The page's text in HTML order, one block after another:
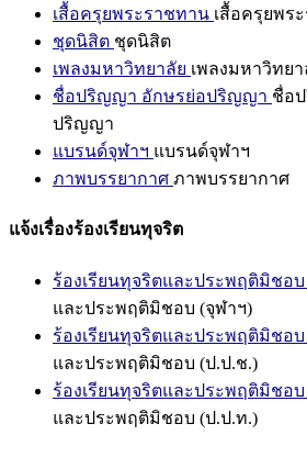
เสื้อครุยพระราชทาน เสื้อครุยพร
ชุดนิสิต ชุดนิสิต
เพลงมหาวิทยาลัย เพลงมหาวิทยา
ชื่อปริญญา อักษรย่อปริญญา ชื่อ
ปริญญา
แบรนด์จุฬาฯ แบรนด์จุฬาฯ
ภาพบรรยากาศ ภาพบรรยากาศ
แจ้งเรื่องร้องเรียนทุจริต
ร้องเรียนทุจริตและประพฤติมิชอบ
และประพฤติมิชอบ (จุฬาฯ)
ร้องเรียนทุจริตและประพฤติมิชอ
และประพฤติมิชอบ (ป.ป.ช.)
ร้องเรียนทุจริตและประพฤติมิชอ
และประพฤติมิชอบ (ป.ป.ท.)